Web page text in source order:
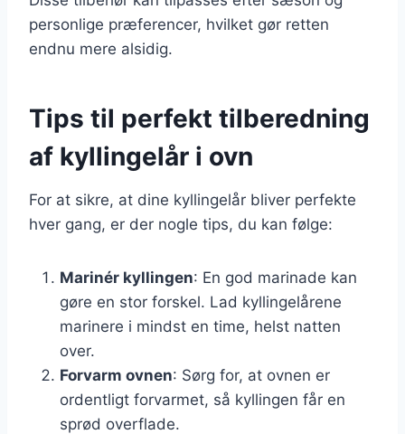
personlige præferencer, hvilket gør retten
endnu mere alsidig.
Tips til perfekt tilberedning
af kyllingelår i ovn
For at sikre, at dine kyllingelår bliver perfekte
hver gang, er der nogle tips, du kan følge:
Marinér kyllingen: En god marinade kan
gøre en stor forskel. Lad kyllingelårene
marinere i mindst en time, helst natten
over.
Forvarm ovnen: Sørg for, at ovnen er
ordentligt forvarmet, så kyllingen får en
sprød overflade.